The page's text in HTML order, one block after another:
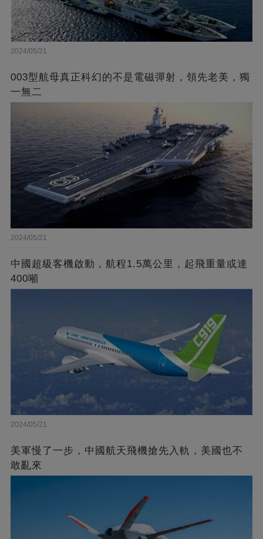
2024/05/21
003型航母真正科幻的不是電磁彈射，領先老美，獨
一無二
2024/05/21
中國超級客機啟動，航程1.5萬公里，起飛重量或達
400噸
2024/05/21
美軍慢了一步，中國航天飛機搶先入軌，美國也不
敢亂來